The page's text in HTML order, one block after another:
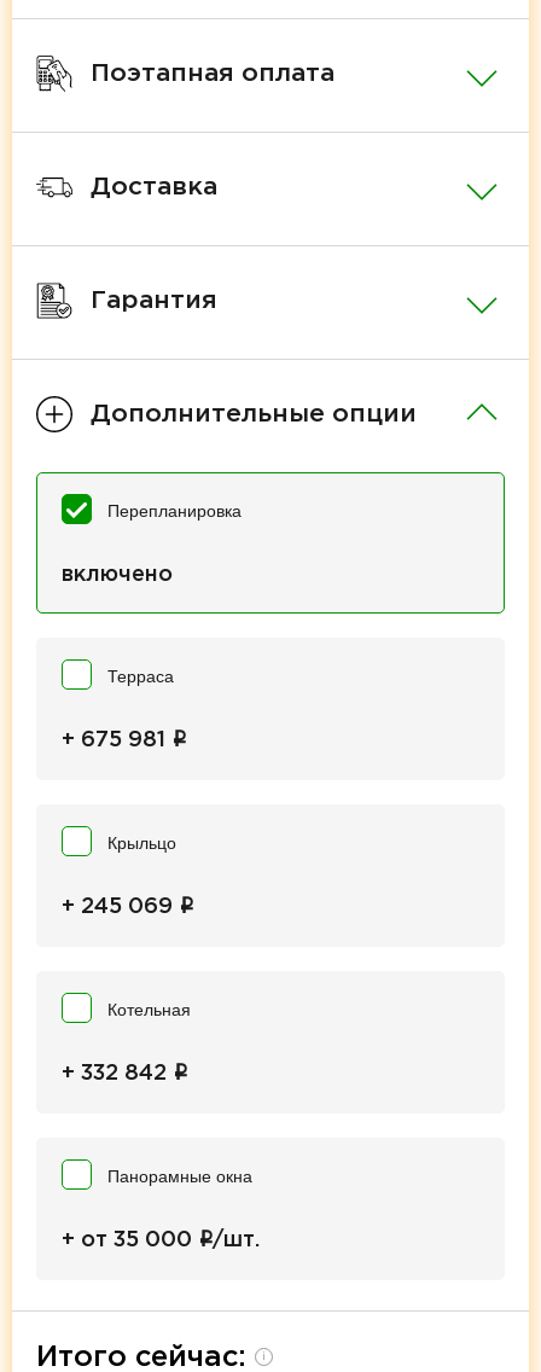
Поэтапная оплата
Доставка
Гарантия
Дополнительные опции
Перепланировка
включено
Терраса
+ 675 981 i
Крыльцо
+ 245 069 i
Котельная
+ 332 842 i
Панорамные окна
+ от 35 000 i/шт.
Итого сейчас: i